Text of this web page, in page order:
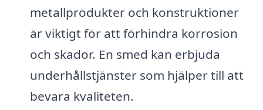
metallprodukter och konstruktioner
är viktigt för att förhindra korrosion
och skador. En smed kan erbjuda
underhållstjänster som hjälper till att
bevara kvaliteten.